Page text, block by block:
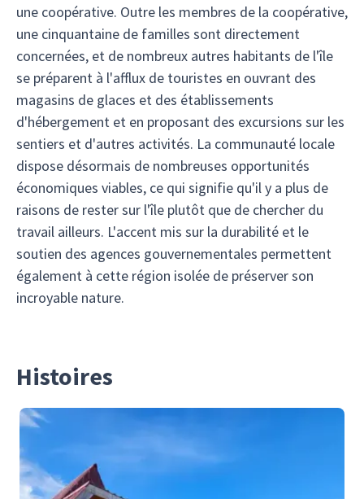
une coopérative. Outre les membres de la coopérative,
une cinquantaine de familles sont directement
concernées, et de nombreux autres habitants de l'île
se préparent à l'afflux de touristes en ouvrant des
magasins de glaces et des établissements
d'hébergement et en proposant des excursions sur les
sentiers et d'autres activités. La communauté locale
dispose désormais de nombreuses opportunités
économiques viables, ce qui signifie qu'il y a plus de
raisons de rester sur l'île plutôt que de chercher du
travail ailleurs. L'accent mis sur la durabilité et le
soutien des agences gouvernementales permettent
également à cette région isolée de préserver son
incroyable nature.
Histoires